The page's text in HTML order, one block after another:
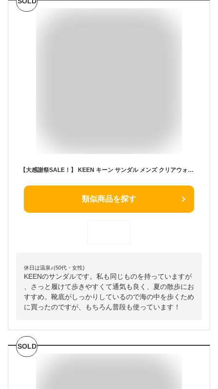
【大感謝祭SALE！】 KEEN キーン サンダル メンズ クリアウォーター ブラック ブラウン グレー 黒 靴 シューズ スポーツサンダル キャンプ アウトドア カジュアル タウンユース シンプル スポーツ 軽量 夏 フェス レジャー 旅行 CLEAR WATER CNX
類似商品を探す
休日は温泉♪(50代・女性)
KEENのサンダルです。私も同じものを持っていますが
、さっと履けて歩きやすくて通気も良く、夏の散歩にお
すすめ。靴底がしっかりしているので海の中を歩くため
に買ったのですが、もちろん普段も使っています！
SOLD